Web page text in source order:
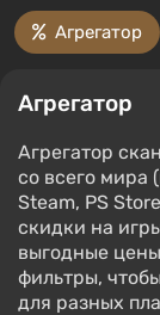
Агрегатор
Агрегатор
Агрегатор
со всего мира
Steam, PS
скидки на
выгодные
фильтры,
для разных